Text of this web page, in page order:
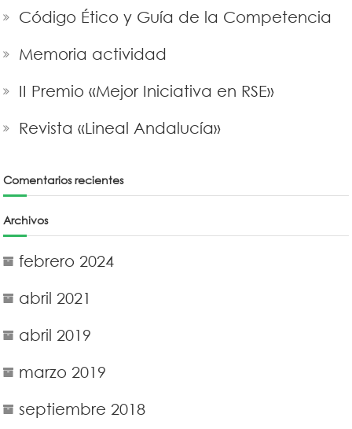
Código Ético y Guía de la Competencia
Memoria actividad
II Premio «Mejor Iniciativa en RSE»
Revista «Lineal Andalucía»
Comentarios recientes
Archivos
febrero 2024
abril 2021
abril 2019
marzo 2019
septiembre 2018